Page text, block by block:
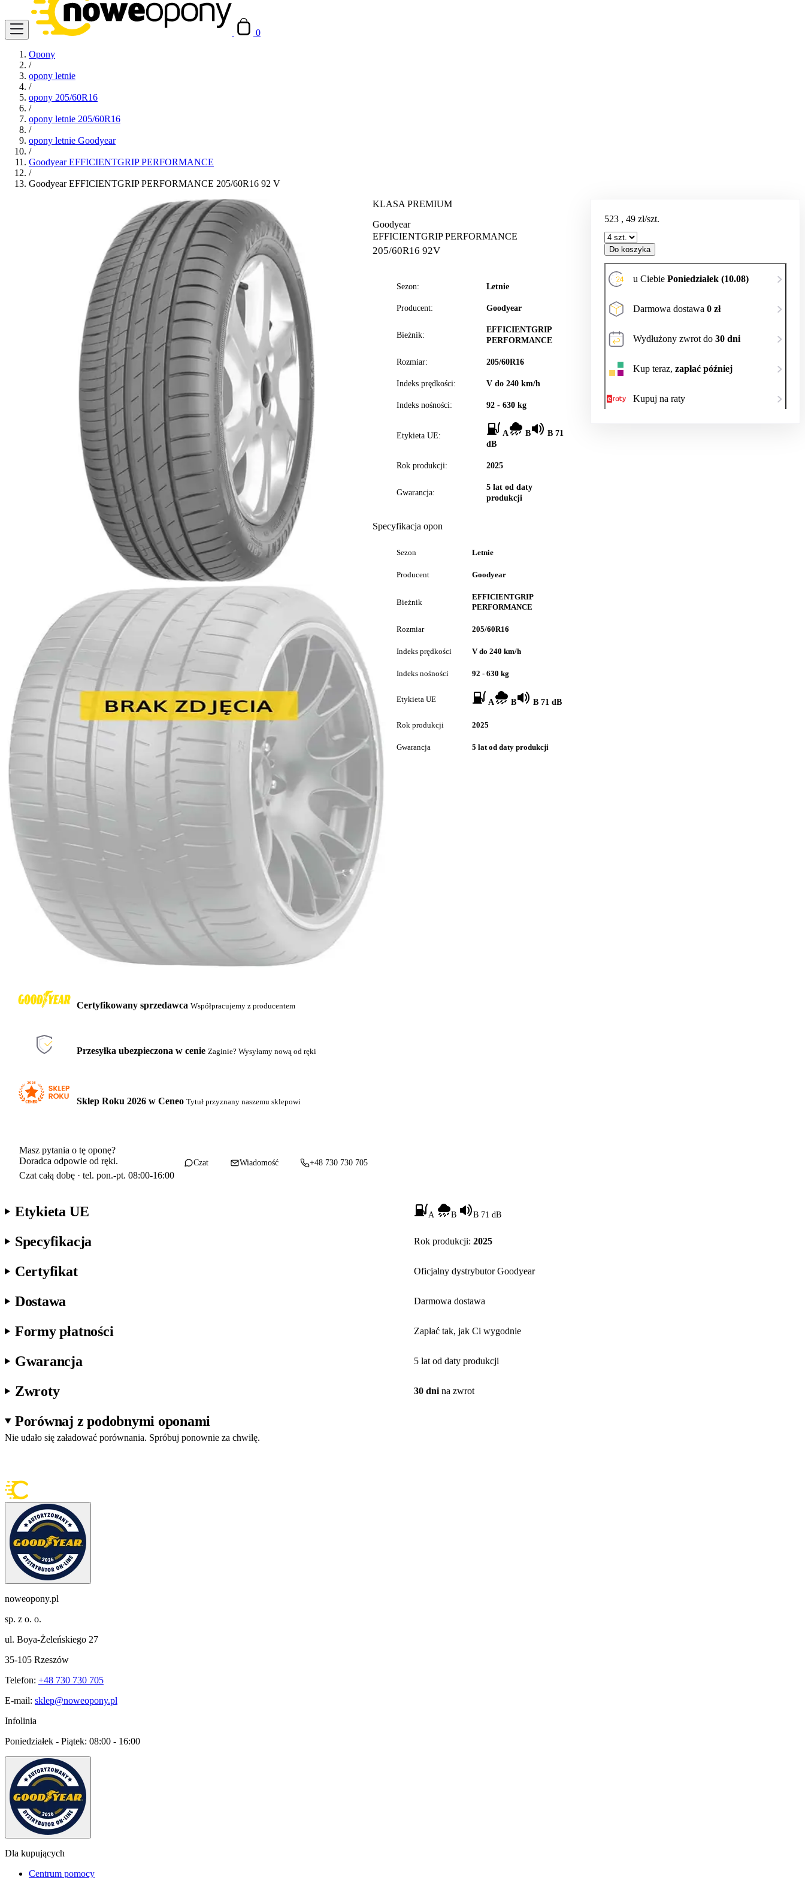
0
Opony
/
opony letnie
/
opony 205/60R16
/
opony letnie 205/60R16
/
opony letnie Goodyear
/
Goodyear EFFICIENTGRIP PERFORMANCE
/
Goodyear EFFICIENTGRIP PERFORMANCE 205/60R16 92 V
KLASA PREMIUM
Goodyear
EFFICIENTGRIP PERFORMANCE
205/60R16 92V
Sezon: Letnie
Producent: Goodyear
Bieżnik:
EFFICIENTGRIP
PERFORMANCE
Rozmiar: 205/60R16
Indeks prędkości: V do 240 km/h
Indeks nośności: 92 - 630 kg
Etykieta UE: A B
B 71
dB
Rok produkcji: 2025
Gwarancja:
5 lat od daty
produkcji
Specyfikacja opon
Sezon Letnie
Producent Goodyear
Bieżnik
EFFICIENTGRIP
PERFORMANCE
Rozmiar 205/60R16
Indeks prędkości V do 240 km/h
Indeks nośności 92 - 630 kg
Etykieta UE A B B 71 dB
Rok produkcji 2025
Gwarancja 5 lat od daty produkcji
523 , 49 zł/szt.
Do koszyka
u Ciebie Poniedziałek (10.08)
Darmowa dostawa 0 zł
Wydłużony zwrot do 30 dni
Kup teraz, zapłać później
Kupuj na raty
Certyfikowany sprzedawca Współpracujemy z producentem
Przesyłka ubezpieczona w cenie Zaginie? Wysyłamy nową od ręki
Sklep Roku 2026 w Ceneo Tytuł przyznany naszemu sklepowi
Masz pytania o tę oponę?
Doradca odpowie od ręki.
Czat całą dobę · tel. pon.-pt. 08:00-16:00
Czat Wiadomość +48 730 730 705
Etykieta UE A B B 71 dB
Specyfikacja Rok produkcji: 2025
Certyfikat Oficjalny dystrybutor Goodyear
Dostawa Darmowa dostawa
Formy płatności Zapłać tak, jak Ci wygodnie
Gwarancja 5 lat od daty produkcji
Zwroty 30 dni na zwrot
Porównaj z podobnymi oponami
Nie udało się załadować porównania. Spróbuj ponownie za chwilę.
noweopony.pl
sp. z o. o.
ul. Boya-Żeleńskiego 27
35-105 Rzeszów
Telefon: +48 730 730 705
E-mail: sklep@noweopony.pl
Infolinia
Poniedziałek - Piątek: 08:00 - 16:00
Dla kupujących
Centrum pomocy